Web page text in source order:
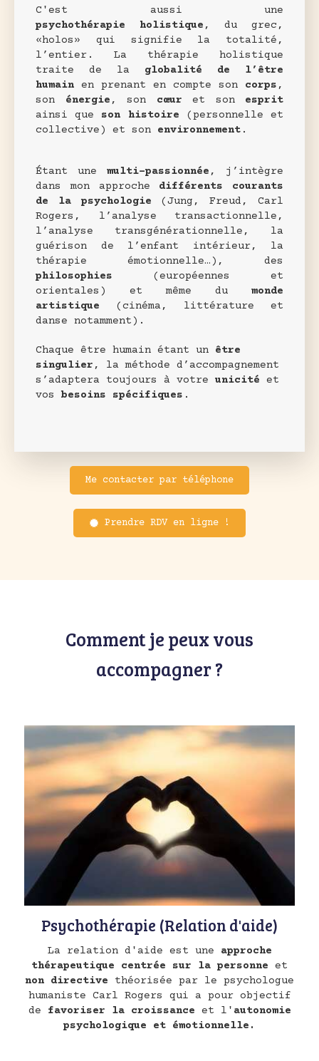
C'est aussi une
psychothérapie holistique , du grec,
«holos» qui signifie la totalité,
l’entier. La thérapie holistique
traite de la globalité de l’être
humain en prenant en compte son corps ,
son énergie , son cœur et son esprit
ainsi que son histoire (personnelle et
collective) et son environnement .
Étant une multi-passionnée , j’intègre
dans mon approche différents courants
de la psychologie (Jung, Freud, Carl
Rogers, l’analyse transactionnelle,
l’analyse transgénérationnelle, la
guérison de l’enfant intérieur, la
thérapie émotionnelle…), des
philosophies (européennes et
orientales) et même du monde
artistique (cinéma, littérature et
danse notamment).
Chaque être humain étant un être
singulier , la méthode d’accompagnement
s’adaptera toujours à votre unicité et
vos besoins spécifiques .
Me contacter par téléphone
Prendre RDV en ligne !
Comment je peux vous
accompagner ?
Psychothérapie (Relation d'aide)
La relation d'aide est une approche
thérapeutique centrée sur la personne et
non directive théorisée par le psychologue
humaniste Carl Rogers qui a pour objectif
de favoriser la croissance et l' autonomie
psychologique et émotionnelle.